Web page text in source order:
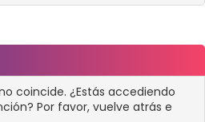
coincide. ¿Estás accediendo
Por favor, vuelve atrás e